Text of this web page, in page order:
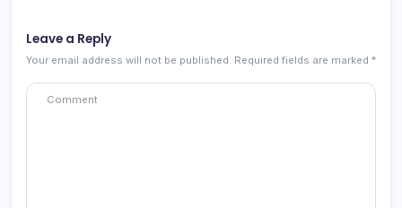
Leave a Reply
Your email address will not be published. Required fields are marked *